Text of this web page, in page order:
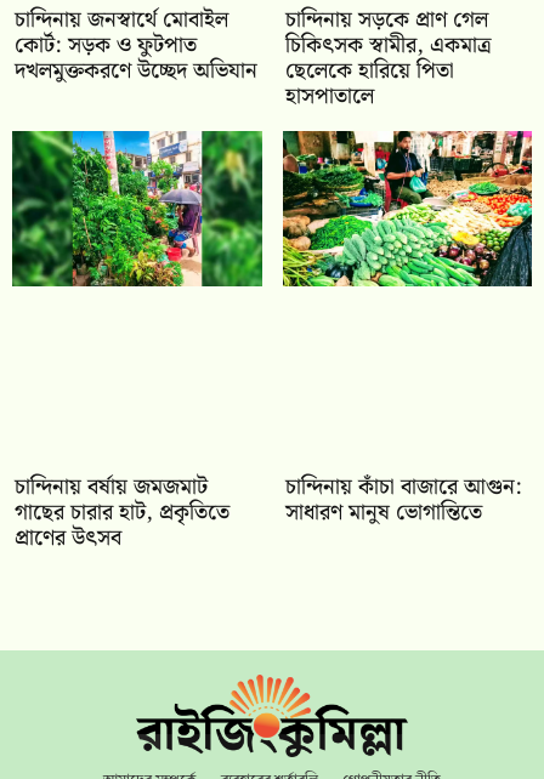
চান্দিনায় জনস্বার্থে মোবাইল
কোর্ট: সড়ক ও ফুটপাত
দখলমুক্তকরণে উচ্ছেদ অভিযান
চান্দিনায় সড়কে প্রাণ গেল
চিকিৎসক স্বামীর, একমাত্র
ছেলেকে হারিয়ে পিতা
হাসপাতালে
চান্দিনায় বর্ষায় জমজমাট
গাছের চারার হাট, প্রকৃতিতে
প্রাণের উৎসব
চান্দিনায় কাঁচা বাজারে আগুন:
সাধারণ মানুষ ভোগান্তিতে